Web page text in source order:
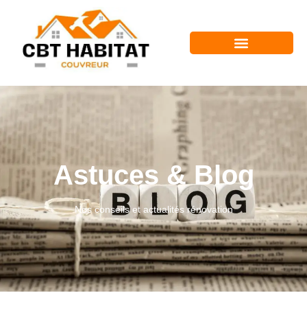
Astuces & Blog
Nos conseils et actualités rénovation